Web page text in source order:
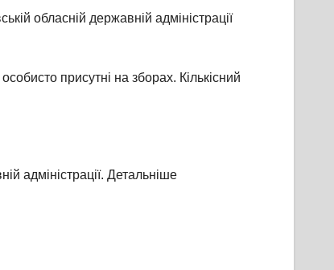
обласній державній адміністрації
присутні на зборах. Кількісний
адміністрації. Детальніше